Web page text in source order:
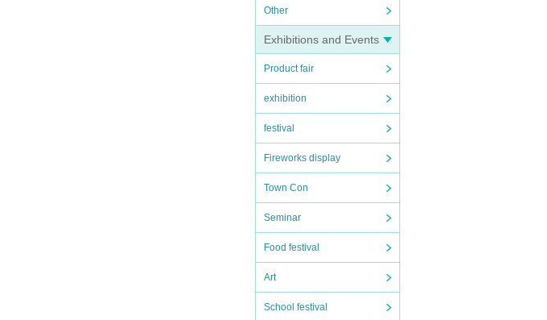
Other
Exhibitions and Events
Product fair
exhibition
festival
Fireworks display
Town Con
Seminar
Food festival
Art
School festival